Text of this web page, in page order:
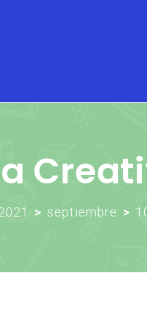
> septiembre >